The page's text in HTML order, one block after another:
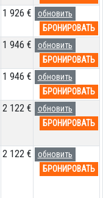
1 926 €
обновить
БРОНИРОВАТЬ
1 946 €
обновить
БРОНИРОВАТЬ
1 946 €
обновить
БРОНИРОВАТЬ
2 122 €
обновить
БРОНИРОВАТЬ
2 122 €
обновить
БРОНИРОВАТЬ